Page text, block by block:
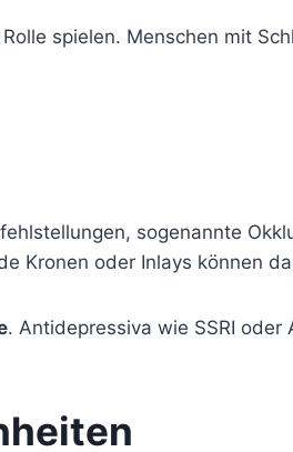
Rolle spielen. Menschen mit
sogenannte
Kronen oder Inlays können
. Antidepressiva wie SSRI